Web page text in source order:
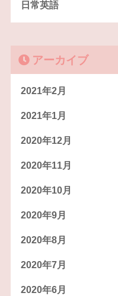
日常英語
アーカイブ
2021年2月
2021年1月
2020年12月
2020年11月
2020年10月
2020年9月
2020年8月
2020年7月
2020年6月